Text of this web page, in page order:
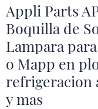
Appli Parts
Boquilla de
Lampara
o Mapp en
refrigeracion
y mas